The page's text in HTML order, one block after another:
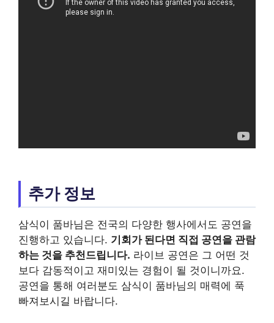
추가 정보
삼식이 품바님은 전국의 다양한 행사에서도 공연을
진행하고 있습니다. 기회가 된다면 직접 공연을 관람
하는 것을 추천드립니다. 라이브 공연은 그 어떤 것
보다 감동적이고 재미있는 경험이 될 것이니까요.
공연을 통해 여러분도 삼식이 품바님의 매력에 푹
빠져보시길 바랍니다.